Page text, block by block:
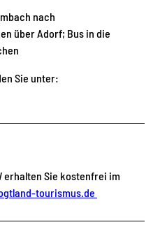
nach
über Adorf; Bus in die
Sie unter:
erhalten Sie kostenfrei im
tourismus.de